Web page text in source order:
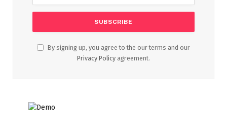
By signing up, you agree to the our terms and our
Privacy Policy agreement.